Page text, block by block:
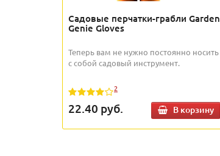
Садовые перчатки-грабли Garden
Genie Gloves
Теперь вам не нужно постоянно носить
с собой садовый инструмент.
2
22.40 руб. В корзину